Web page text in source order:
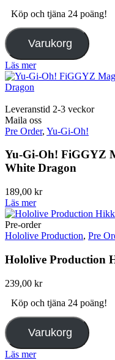
Köp och tjäna 24 poäng!
Varukorg
Läs mer
Leveranstid 2-3 veckor
Maila oss
Pre Order, Yu-Gi-Oh!
Yu-Gi-Oh! FiGGYZ
White Dragon
189,00 kr
Läs mer
Pre-order
Hololive Production, Pre
Hololive Production
239,00 kr
Köp och tjäna 24 poäng!
Varukorg
Läs mer